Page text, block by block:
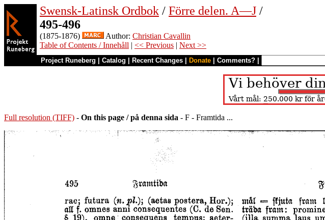
Swensk-Latinsk Ordbok / Förre delen. A—J /
495-496
(1875-1876) Author: Christian Cavallin
Table of Contents / Innehåll | << Previous | Next >>
Project Runeberg Catalog Recent Changes Donate Comments?
Full resolution (TIFF) - On this page / på denna sida - F - Framtida ...